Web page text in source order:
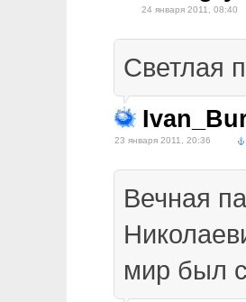
24 января 2011, 08:40
Светлая
23 января 2011, 20:36
Вечная
мир был